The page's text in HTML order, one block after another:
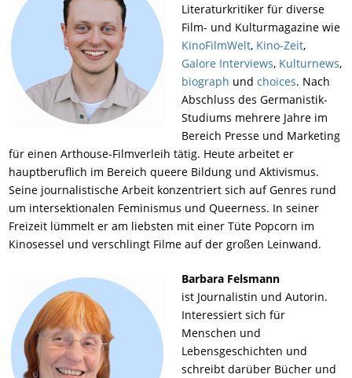
Literaturkritiker für diverse
Film- und Kulturmagazine wie
KinoFilmWelt, Kino-Zeit,
Galore Interviews, Kulturnews,
biograph undchoices. Nach
Abschluss des Germanistik-
Studiums mehrere Jahre im
Bereich Presse und Marketing
für einen Arthouse-Filmverleih tätig. Heute arbeitet er
hauptberuflich im Bereich queere Bildung und Aktivismus.
Seine journalistische Arbeit konzentriert sich auf Genres rund
um intersektionalen Feminismus und Queerness. In seiner
Freizeit lümmelt er am liebsten mit einer Tüte Popcorn im
Kinosessel und verschlingt Filme auf der großen Leinwand.
Barbara Felsmann
ist Journalistin und Autorin.
Interessiert sich für
Menschen und
Lebensgeschichten und
schreibt darüber Bücher und